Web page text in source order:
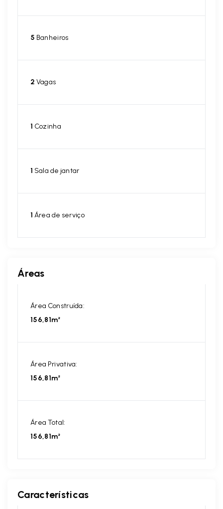
5 Banheiros
2 Vagas
1 Cozinha
1 Sala de jantar
1 Área de serviço
Áreas
Área Construída:
156,81m²
Área Privativa:
156,81m²
Área Total:
156,81m²
Características